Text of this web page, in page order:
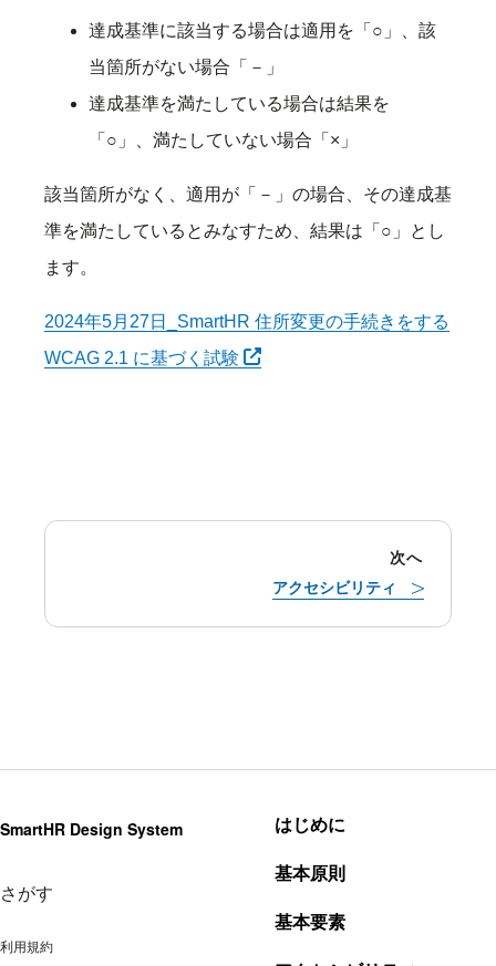
達成基準に該当する場合は適用を「○」、該
当箇所がない場合「－」
達成基準を満たしている場合は結果を
「○」、満たしていない場合「×」
該当箇所がなく、適用が「－」の場合、その達成基
準を満たしているとみなすため、結果は「○」とし
ます。
2024年5月27日_SmartHR 住所変更の手続きをする
WCAG 2.1 に基づく試験
次へ
アクセシビリティ
SmartHR Design System
さがす
利用規約
はじめに
基本原則
基本要素